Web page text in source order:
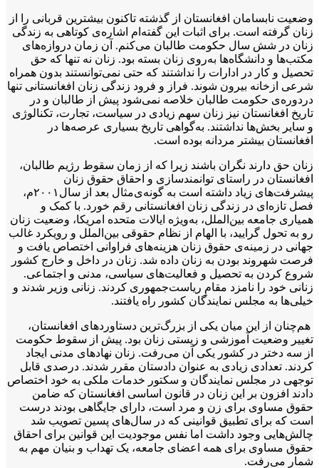
وضعیت نابسامان افغانستان از گذشته تاکنون بیشترین قربانی را از
زنان گرفته است. برای اثبات این گفته‌ام اشاره‌ی کوتاهی به زندگی
زنان در شش سال حکومت طالبان می‌کنم. آن زمان دروازه‌های
مکتب­‌ها و دانشگاه­‌ها به‌­روی زنان بسته بود. زنان نه تنها که حق
تحصیل و کار در ادارات را نداشتند که حتی نمی‌توانستند بدون همراه
شرعی ازخانه بیرون شوند. فراز و فرود زندگی زنان افغانستانی تنها
دردوره‌ی حکومت طالبان خلاصه نمی‌شود پیش از طالبان و در
تاریخ افغانستان نیز زنان سهم زیادی در سیاست، تجارت، تکنالوژی
و سایر بخش‌ها نداشتند. به­‌گواهی تاریخ بسیاری عرصه‌­ها در
افغانستان بیشتر مردانه بوده است.
زنان حق دارند نگران باشند زیرا که از زمان سقوط رژیم طالبان،
افغانستان در راستای توانمندسازی و احقاق حقوق زنان
پیشرفت‌های زیاد داشته است به گونه‌ی‌مثال‌ بعد از سال۲۰۰۱م،
فصل تازه‌ای در زندگی زنان افغانستانی رقم خورد. با کمک و
همیاری جامعه بین‌الملل، به‌ویژه ایالات متحده امریکا، وضعیت زنان
رو به تحول گرایید، با الهام از نظام حقوقی بین‌الملل و رویکرد غالب
جهانی در زمینه‌ی حقوق زنان هزینه‌های فراوانی اختصاص یافت و
فرصت شهروند بودن به زنان داده شد. زنان در داخل و خارج کشور
شروع کردن به تحصیل و فعالیت‌های سیاسی، مدنی و اجتماعی.
زنانی خود را نامزد مقامِ‌ ریاست‌جمهوری کردند. زنانی وزیر شدند و
خیلی‌ها به مجلس نمایندگان کشور راه یافتند.
هم‌چنان از این میان یکی از بزرگ‌ترین دستاوردهای افغانستان،
تغییر وضعیت آموزشی و زیستی زنان بود. پیش از سقوط حکومت
از سه دختر در کشور یکی آن می‌رفت. زنان نهادهای مدنی ایجاد
کردند. تعدادی زیادی به عنوان دادستان مقرر شدند. درصدی قابل
توجهی در مجلس نمایندگان و سکتور خدمات ملکی به خود اختصاص
دادند افزون بر این زنان در قانون اساسی افغانستان که ضامن
حقوق مساوی برای زن و مرد است، دارای جایگاهی بودند درست
است که برای تطبیق قوانینی که در سال‌های پسین تصویب شد
چالش‌هایی وجود داشت اما نفس موجودیت این قوانین برای احقاق
حقوق مساوی برای همه اعضای جامعه، یک تهداب و بنیان مهم به
شمار می‌رفت.